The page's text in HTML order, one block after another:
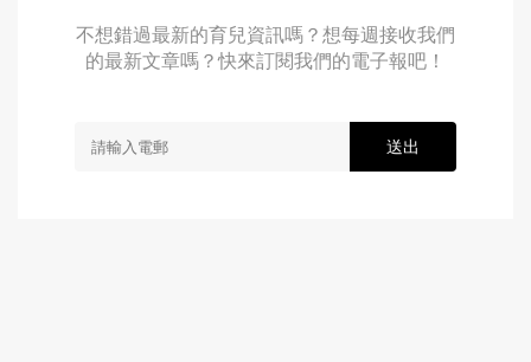
不想錯過最新的育兒資訊嗎？想每週接收我們
的最新文章嗎？快來訂閱我們的電子報吧！
送出